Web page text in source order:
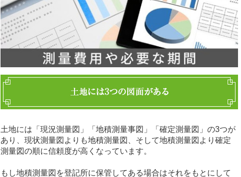
土地には「現況測量図」「地積測量事図」「確定測量図」の3つが
あり、現状測量図よりも地積測量図、そして地積測量図より確定
測量図の順に信頼度が高くなっています。
もし地積測量図を登記所に保管してある場合はそれをもとにして